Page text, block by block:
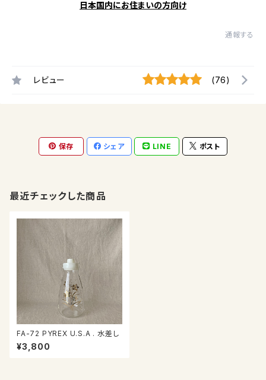
日本国内にお住まいの方向け
通報する
レビュー (76)
保存 シェア LINE ポスト
最近チェックした商品
FA-72 PYREX U.S.A . 水差し
¥3,800